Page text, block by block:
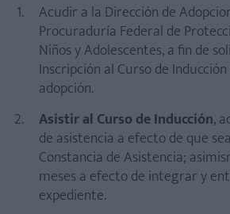
Acudir a la Dirección de
Procuraduría Federal de
Niños y Adolescentes, a fin de
Inscripción al Curso de
adopción.
Asistir al Curso de Inducción,
de asistencia a efecto de que
Constancia de Asistencia;
meses a efecto de integrar y
expediente.